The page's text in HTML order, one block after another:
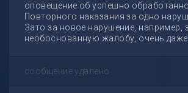
оповещение об успешно
Повторного наказания за одно
Зато за новое нарушение, например,
необоснованную жалобу, очень даже.
сообщение удалено